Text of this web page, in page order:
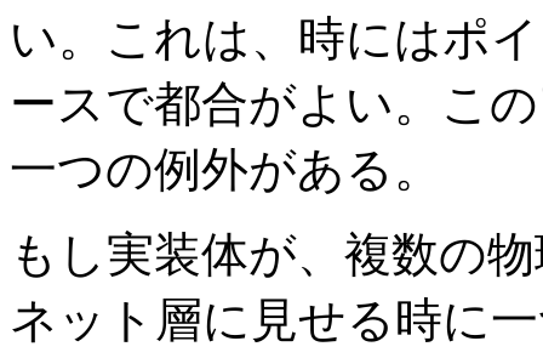
い。これは、時にはポ
ースで都合がよい。こ
一つの例外がある。
もし実装体が、複数の
ネット層に見せる時に